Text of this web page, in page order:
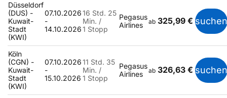
Düsseldorf
(DUS) -
Kuwait-
Stadt
(KWI)
07.10.2026
-
14.10.2026
16 Std. 25
Min. /
1 Stopp
Pegasus
Airlines
ab 325,99 € suchen
Köln
(CGN) -
Kuwait-
Stadt
(KWI)
07.10.2026
-
15.10.2026
11 Std. 35
Min. /
1 Stopp
Pegasus
Airlines
ab 326,63 € suchen